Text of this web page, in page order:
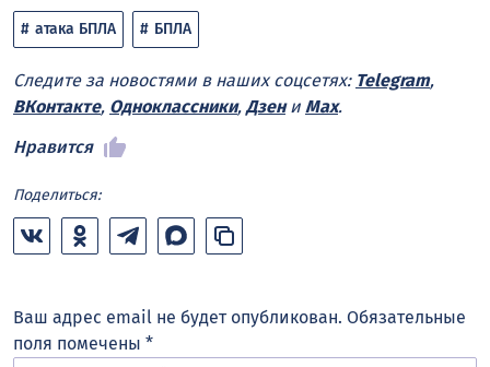
атака БПЛА БПЛА
Следите за новостями в наших соцсетях: Telegram,
ВКонтакте, Одноклассники, Дзени Max.
Нравится
Поделиться:
Ваш адрес email не будет опубликован. Обязательные
поля помечены *